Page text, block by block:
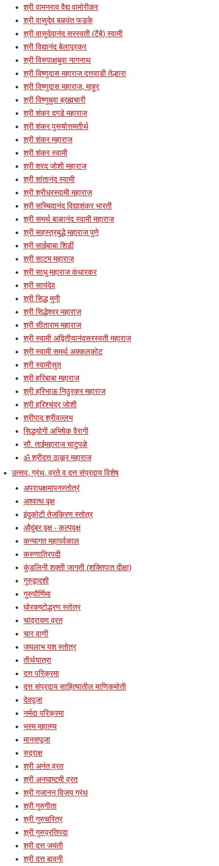
श्री वामनराव वैद्य वामोरीकर
श्री वासुदेव बळवंत फडके
श्री वासुदेवानंद सरस्वती (टेंबे) स्वामी
श्री विद्यानंद बेलापूरकर
श्री विरुपाक्षबुवा नागनाथ
श्री विष्णुदास महाराज दत्तवाडी तेल्हारा
श्री विष्णुदास महाराज, माहुर
श्री विष्णुबुवा ब्रह्मचारी
श्री शंकर दगडे महाराज
श्री शंकर पुरूषोत्तमतीर्थ
श्री शंकर महाराज
श्री शंकर स्वामी
श्री शरद जोशी महाराज
श्री शांतानंद स्वामी
श्री श्रीधरस्वामी महाराज
श्री सच्चिदानंद विद्याशंकर भारती
श्री समर्थ बाळानंद स्वामी महाराज
श्री सहस्त्रबुद्धे महाराज पुणे
श्री साईबाबा शिर्डी
श्री साटम महाराज
श्री साधु महाराज कंधारकर
श्री सायंदेव
श्री सिद्ध मुनी
श्री सिद्धेश्वर महाराज
श्री सीताराम महाराज
श्री स्वामी अद्वितीयानंदसरस्वती महाराज
श्री स्वामी समर्थ अक्कलकोट
श्री स्वामीसुत
श्री हरिबाबा महाराज
श्री हरिभाऊ निठुरकर महाराज
श्री हरिश्चंद्र जोशी
श्रीपाद श्रीवल्लभ
सिद्धयोगी अभिषेक वैरागी
सौ. ताईमहाराज चाटुपळे
ॐ श्रीदत्त ठाकूर महाराज
उत्सव, ग्रंथ, व्रते व दत्त संप्रदाय विशेष
अपराधक्षमापनस्तोत्रं
अश्वत्थ वृक्ष
इंदुकोटी तेजकिरण स्तोत्र
औदुंबर वृक्ष - कल्पवृक्ष
कन्यागत महापर्वकाल
करुणात्रिपदी
कुंडलिनी शक्ती जागृती (शक्तिपात दीक्षा)
गुरुद्वादशी
गुरुपौर्णिमा
घोरकष्टोद्धरण स्तोत्र
चांद्रायण व्रत
चार वाणी
जयलाभ यश स्तोत्र
तीर्थयात्रा
दत्त परिक्रमा
दत्त संप्रदाय साहित्यातील माणिकमोती
देवपूजा
नर्मदा परिक्रमा
भस्म महात्म्य
मानसपूजा
रुद्राक्ष
श्री अनंत व्रत
श्री अनघाष्टमी व्रत
श्री गजानन विजय ग्रंथ
श्री गुरुगीता
श्री गुरुचरित्र
श्री गुरुप्रतिपदा
श्री दत्त जयंती
श्री दत्त बावनी